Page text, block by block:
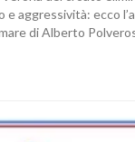
e aggressività: ecco
di Alberto